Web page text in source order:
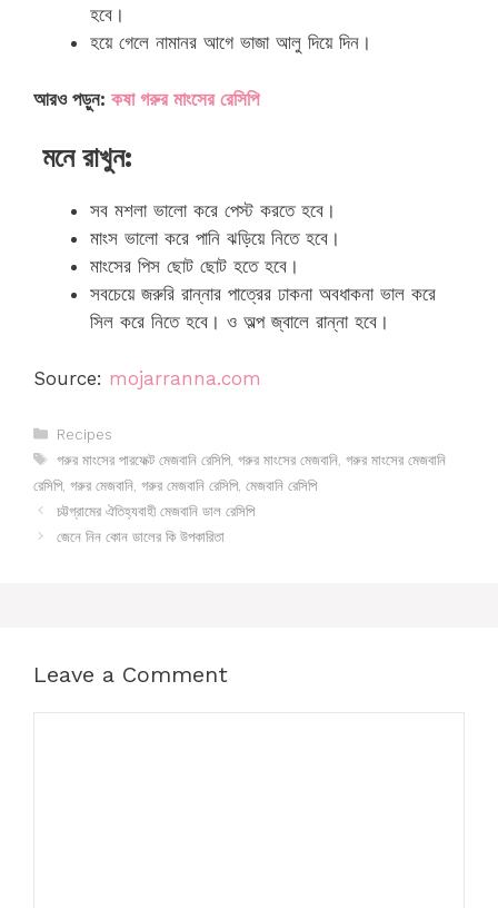
হবে।
হয়ে গেলে নামানর আগে ভাজা আলু দিয়ে দিন।
আরও পড়ুন: কষা গরুর মাংসের রেসিপি
মনে রাখুন:
সব মশলা ভালো করে পেস্ট করতে হবে।
মাংস ভালো করে পানি ঝড়িয়ে নিতে হবে।
মাংসের পিস ছোট ছোট হতে হবে।
সবচেয়ে জরুরি রান্নার পাত্রের ঢাকনা অবধাকনা ভাল করে
সিল করে নিতে হবে। ও অল্প জ্বালে রান্না হবে।
Source: mojarranna.com
Categories
Recipes
Tags
গরুর মাংসের পারফেক্ট মেজবানি রেসিপি, গরুর মাংসের মেজবানি, গরুর মাংসের মেজবানি
রেসিপি গরুর মেজবানি গরুর মেজবানি রেসিপি মেজবানি রেসিপি
চট্টগ্রামের ঐতিহ্যবাহী মেজবানি ডাল রেসিপি
জেনে নিন কোন ডালের কি উপকারিতা
Leave a Comment